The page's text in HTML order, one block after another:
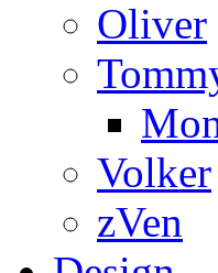
Oliver
Volker
zVen